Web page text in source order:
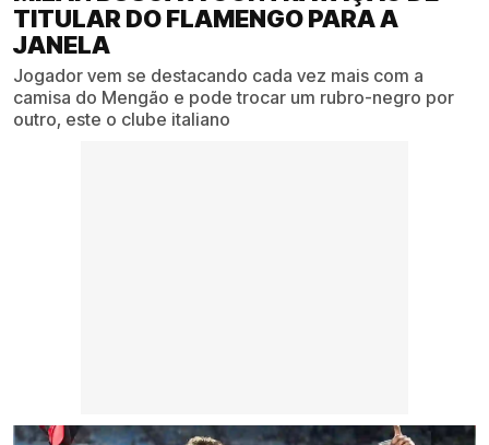
TITULAR DO FLAMENGO PARA A
JANELA
Jogador vem se destacando cada vez mais com a
camisa do Mengão e pode trocar um rubro-negro por
outro, este o clube italiano